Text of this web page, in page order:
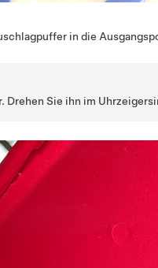
in die
Drehen Sie ihn im